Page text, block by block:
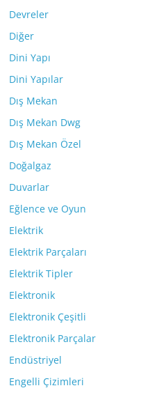
Devreler
Diğer
Dini Yapı
Dini Yapılar
Dış Mekan
Dış Mekan Dwg
Dış Mekan Özel
Doğalgaz
Duvarlar
Eğlence ve Oyun
Elektrik
Elektrik Parçaları
Elektrik Tipler
Elektronik
Elektronik Çeşitli
Elektronik Parçalar
Endüstriyel
Engelli Çizimleri